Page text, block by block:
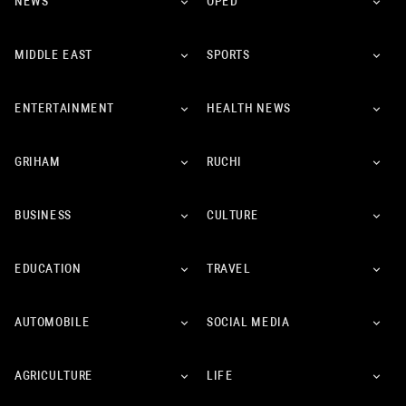
MIDDLE EAST SPORTS
ENTERTAINMENT HEALTH NEWS
GRIHAM RUCHI
BUSINESS CULTURE
EDUCATION TRAVEL
AUTOMOBILE SOCIAL MEDIA
AGRICULTURE LIFE